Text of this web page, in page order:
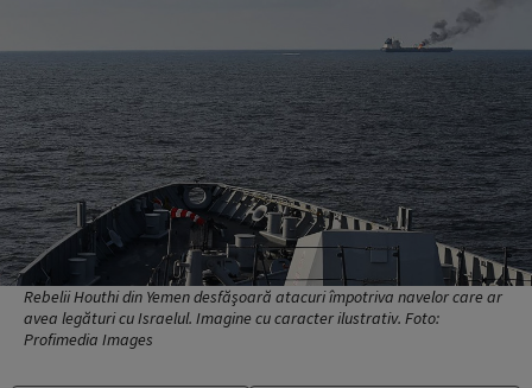
Rebelii Houthi din Yemen desfăşoară atacuri împotriva navelor care ar
avea legături cu Israelul. Imagine cu caracter ilustrativ. Foto:
Profimedia Images